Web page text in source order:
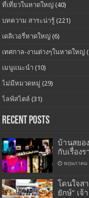
ที่เที่ยวในหาดใหญ่ (40)
บทความ สาระน่ารู้ (221)
เดลิเวอรี่หาดใหญ่ (6)
เทศกาล-งานต่างๆในหาดใหญ่
เมนูแนะนำ (10)
ไม่มีหมวดหมู่ (29)
ไลฟ์สไตล์ (31)
Recent Posts
บ้านสยอ
กับเรื่อง
พฤษภาคม
โดนใจส
ยักษ์” เจ้